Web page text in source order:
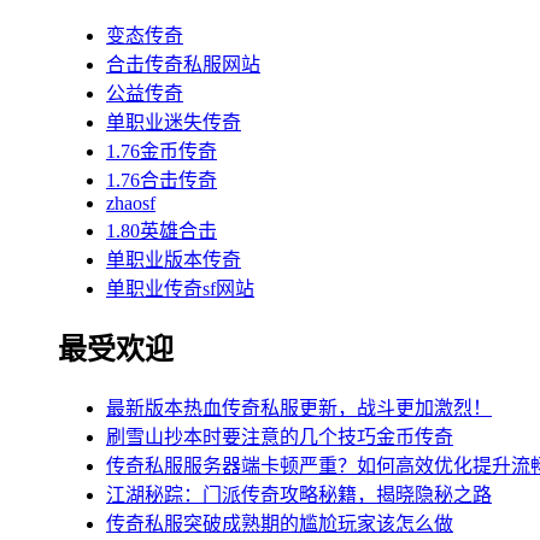
变态传奇
合击传奇私服网站
公益传奇
单职业迷失传奇
1.76金币传奇
1.76合击传奇
zhaosf
1.80英雄合击
单职业版本传奇
单职业传奇sf网站
最受欢迎
最新版本热血传奇私服更新，战斗更加激烈！
刷雪山抄本时要注意的几个技巧金币传奇
传奇私服服务器端卡顿严重？如何高效优化提升流
江湖秘踪：门派传奇攻略秘籍，揭晓隐秘之路
传奇私服突破成熟期的尴尬玩家该怎么做